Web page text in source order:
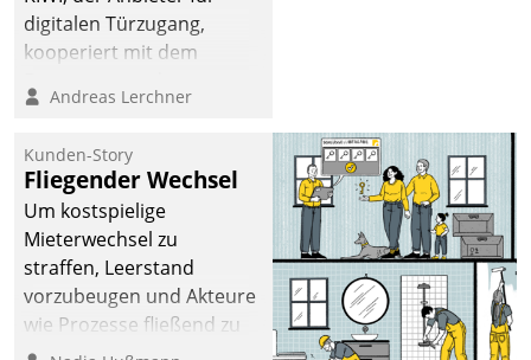
und auf Wunsch über
mehrere zuvor
Kommunikationswege bei
digitalen Türzugang,
kooperiert mit dem
Softwareentwicklungshaus
Andreas Lerchner
Kunden-Story
Fliegender Wechsel
Um kostspielige
Mieterwechsel zu
straffen, Leerstand
vorzubeugen und Akteure
wie Prozesse fließend zu
vernetzen, nutzt die